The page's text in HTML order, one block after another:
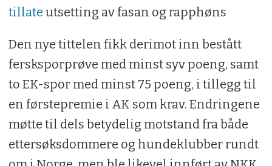
tillate utsetting av fasan og rapphøns
Den nye tittelen fikk derimot inn bestått
fersksporprøve med minst syv poeng, samt
to EK-spor med minst 75 poeng, i tillegg til
en førstepremie i AK som krav. Endringene
møtte til dels betydelig motstand fra både
ettersøksdommere og hundeklubber rundt